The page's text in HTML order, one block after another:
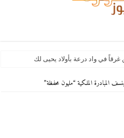
في واد درعة بأولاد يحيى لكراير
المبادرة الملكية “مليون محفظة”